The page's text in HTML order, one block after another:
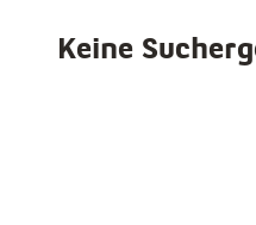
Keine